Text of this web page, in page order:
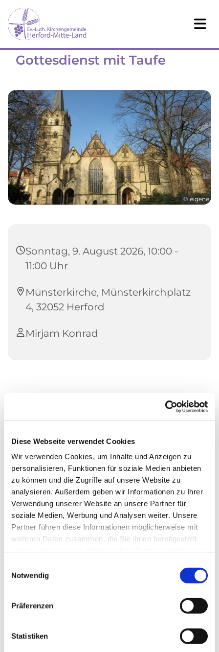
Diese Webseite verwendet Cookies
Wir verwenden Cookies, um Inhalte und Anzeigen zu
personalisieren, Funktionen für soziale Medien anbieten
zu können und die Zugriffe auf unsere Website zu
analysieren. Außerdem geben wir Informationen zu Ihrer
Verwendung unserer Website an unsere Partner für
soziale Medien, Werbung und Analysen weiter. Unsere
Partner führen diese Informationen möglicherweise mit
weiteren Daten zusammen, die Sie ihnen bereitgestellt
Notwendig
Präferenzen
Statistiken
Gottesdienst mit Taufe
© eigene
Sonntag, 9. August 2026, 10:00 -
11:00 Uhr
Münsterkirche, Münsterkirchplatz
4, 32052 Herford
Mirjam Konrad
Dies könnte Sie auch